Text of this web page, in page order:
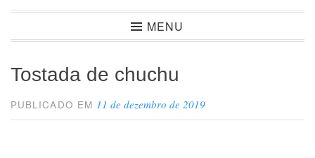
PapacapimMENU
Tostada de chuchu
PUBLICADO EM 11 de dezembro de 2019